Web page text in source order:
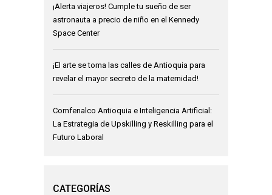
¡Alerta viajeros! Cumple tu sueño de ser
astronauta a precio de niño en el Kennedy
Space Center
¡El arte se toma las calles de Antioquia para
revelar el mayor secreto de la maternidad!
Comfenalco Antioquia e Inteligencia Artificial:
La Estrategia de Upskilling y Reskilling para el
Futuro Laboral
CATEGORÍAS